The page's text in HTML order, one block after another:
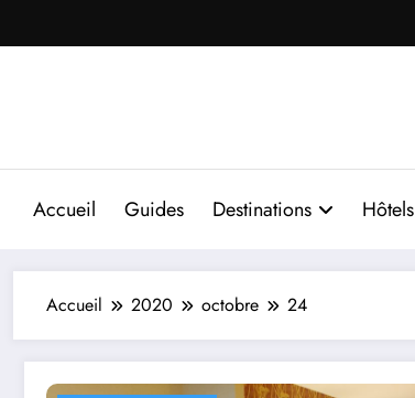
au
Accueil Guides Destinations Hôtels
Accueil 2020 octobre 24